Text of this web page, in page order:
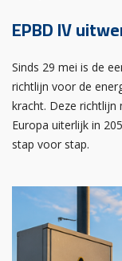
EPBD IV
Sinds 29 mei is de
richtlijn voor de
kracht. Deze
Europa uiterlijk in
stap voor stap.